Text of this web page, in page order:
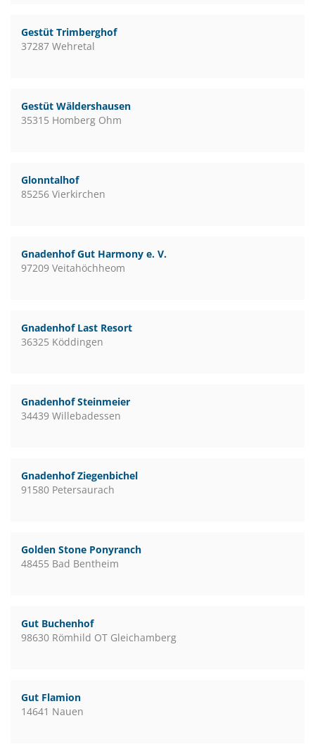
Gestüt Trimberghof
37287 Wehretal
Gestüt Wäldershausen
35315 Homberg Ohm
Glonntalhof
85256 Vierkirchen
Gnadenhof Gut Harmony e. V.
97209 Veitahöchheom
Gnadenhof Last Resort
36325 Köddingen
Gnadenhof Steinmeier
34439 Willebadessen
Gnadenhof Ziegenbichel
91580 Petersaurach
Golden Stone Ponyranch
48455 Bad Bentheim
Gut Buchenhof
98630 Römhild OT Gleichamberg
Gut Flamion
14641 Nauen